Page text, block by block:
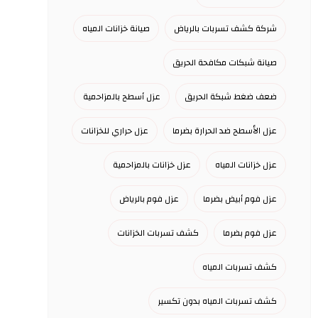
شركة كشف تسربات بالرياض صيانة خزانات المياه
صيانة شبكات مكافحة الحريق
ضعف ضغط شبكة الحريق عزل أسطح بالمزاحمية
عزل الأسطح ضد الحرارة بضرما عزل حراري للخزانات
عزل خزانات المياه عزل خزانات بالمزاحمية
عزل فوم أبيض بضرما عزل فوم بالرياض
عزل فوم بضرما كشف تسربات الخزانات
كشف تسربات المياه
كشف تسربات المياه بدون تكسير